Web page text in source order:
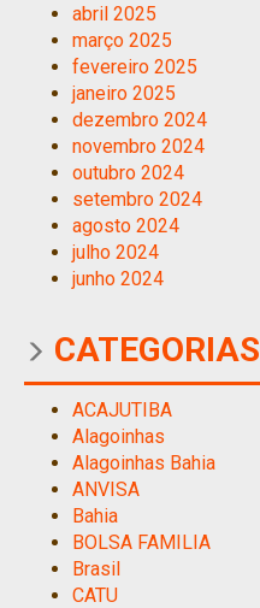
abril 2025
março 2025
fevereiro 2025
janeiro 2025
dezembro 2024
novembro 2024
outubro 2024
setembro 2024
agosto 2024
julho 2024
junho 2024
CATEGORIAS
ACAJUTIBA
Alagoinhas
Alagoinhas Bahia
ANVISA
Bahia
BOLSA FAMILIA
Brasil
CATU